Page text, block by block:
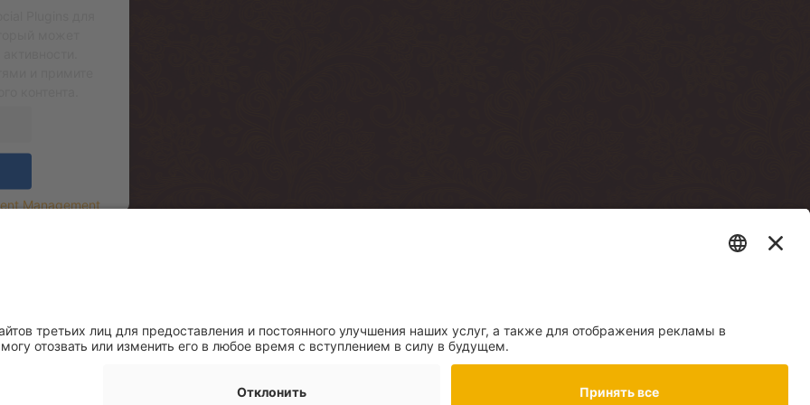
Management
(вход со двора, через террасу ресторана Mere Resto)
(+372) 600 30 29